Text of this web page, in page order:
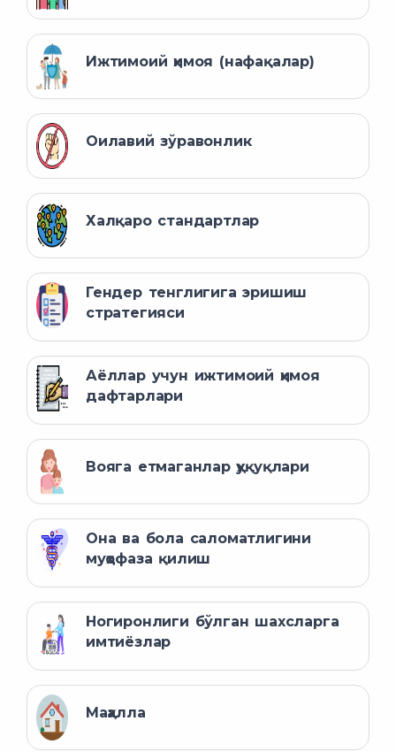
Ижтимоий ҳимоя (нафақалар)
Оилавий зўравонлик
Халқаро стандартлар
Гендер тенглигига эришиш
стратегияси
Аёллар учун ижтимоий ҳимоя
дафтарлари
Вояга етмаганлар ҳуқуқлари
Она ва бола саломатлигини
муҳофаза қилиш
Ногиронлиги бўлган шахсларга
имтиёзлар
Маҳалла